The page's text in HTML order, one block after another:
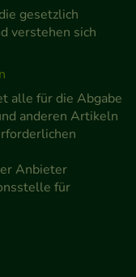
gesetzlich
verstehen sich
alle für die Abgabe
anderen Artikeln
Anbieter
für